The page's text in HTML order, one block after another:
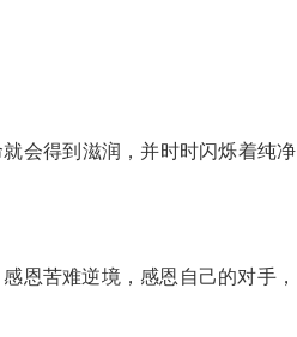
会得到滋润，并时时闪烁着纯净
恩苦难逆境，感恩自己的对手，